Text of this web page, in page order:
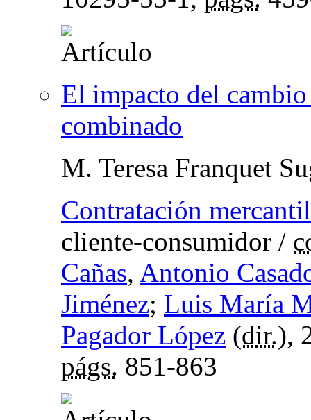
El impacto del
combinado
M. Teresa Franquet
Contratación mercantil
cliente-consumidor /
Cañas, Antonio
Jiménez; Luis María
Pagador López (dir.),
págs. 851-863